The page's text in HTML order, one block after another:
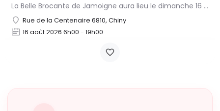
La Belle Brocante de Jamoigne aura lieu le dimanche 16 août 2026 de 6h00 à 18h00, proposant une centaine…
Rue de la Centenaire 6810, Chiny
16 août 2026 6h00 - 19h00